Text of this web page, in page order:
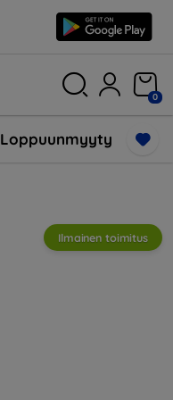
0
Loppuunmyyty
Ilmainen toimitus